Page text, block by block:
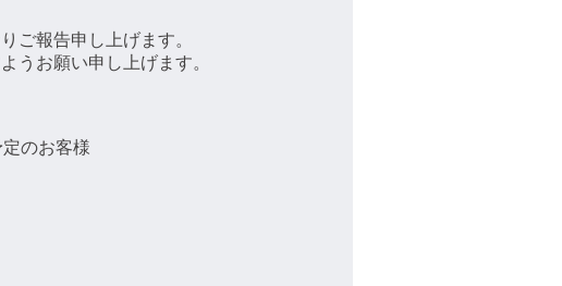
ご報告申し上げます。
うお願い申し上げます。
のお客様